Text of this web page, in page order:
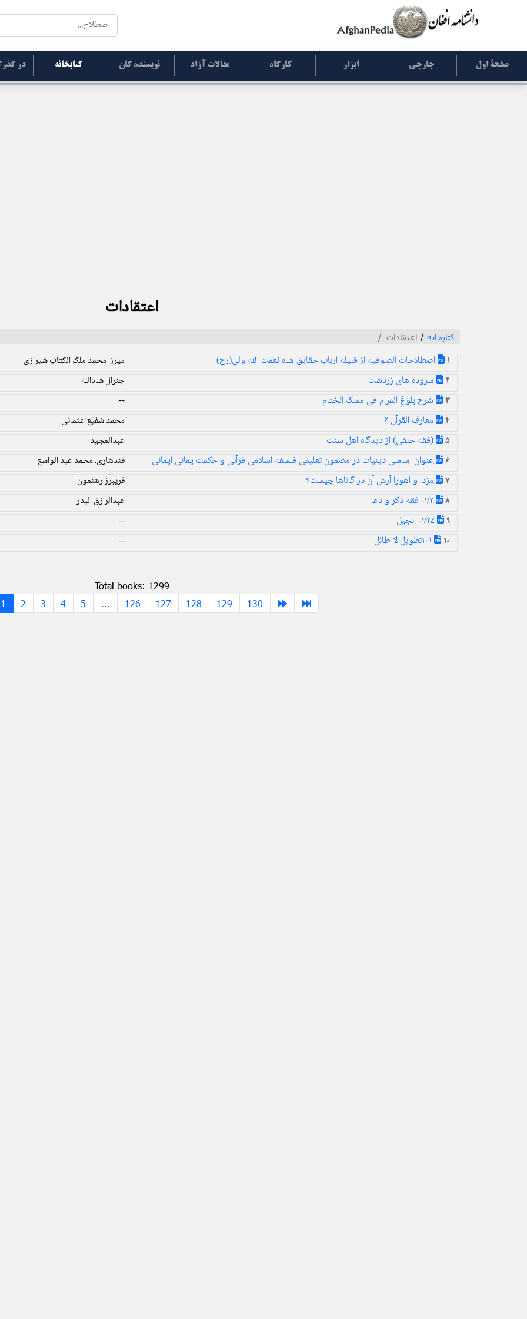
صفحۀ اول جارچی ابزار کارگاه مقالات آزاد نویسنده گان کتابخانه در
اعتقادات
کتابخانه / اعتقادات
1 اصطلاحات الصوفیه از قبیله ارباب حقایق شاه نعمت الله ولی(رح) میرزا محمد ملک الکتاب شیرازی
2 سروده های زردشت جنرال شادالله
3 شرح بلوغ المرام فی مسک الختام --
4 معارف القرآن ۴ محمد شفیع عثمانی
5 (فقه حنفی) از دیدگاه اهل سنت عبدالمجید
6 ِعنوان اساسى دينيات در مضمون تعليمى فلسفه اسلامى قرآنى و حکمت يمانى ايمانى قندهارى، محمد عبد الواسع
7 ِمزدا و اهورا آرش آن در گاتاها چیست؟ فریبرز رهنمون
8 عبدالرازق البدر
9
--
10
--
Total books: 1299
1
2 3 4 5 ... 126 127 128 129 130